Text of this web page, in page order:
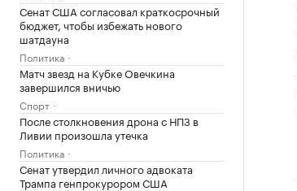
Сенат США согласовал краткосрочный
бюджет, чтобы избежать нового
шатдауна
Политика
Матч звезд на Кубке Овечкина
завершился вничью
Спорт
После столкновения дрона с НПЗ в
Ливии произошла утечка
Политика
Сенат утвердил личного адвоката
Трампа генпрокурором США